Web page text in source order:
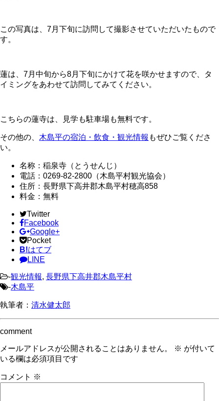
この写真は、7月下旬に訪問して撮影させていただいたもので
す。
蓮は、7月中旬から8月下旬にかけて花を咲かせますので、タ
イミングをあわせて訪問してみてください。
こちらの蓮寺は、見学も駐車場も無料です。
その他の、 木島平の宿泊・飲食・観光情報 もぜひご覧くださ
い。
名称：稲泉寺（とうせんじ）
電話：0269-82-2800（木島平村観光協会）
住所：長野県下高井郡木島平村穂高858
料金：無料
Twitter
Facebook
Google+
Pocket
B!はてブ
LINE
-観光情報, 長野県下高井郡木島平村
-木島平
執筆者： 清水健太郎
comment
メールアドレスが公開されることはありません。 ※ が付いて
いる欄は必須項目です
コメント ※